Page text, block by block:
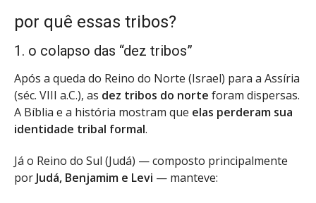
por quê essas tribos?
1. o colapso das “dez tribos”
Após a queda do Reino do Norte (Israel) para a Assíria
(séc. VIII a.C.), as dez tribos do norte foram dispersas.
A Bíblia e a história mostram que elas perderam sua
identidade tribal formal.
Já o Reino do Sul (Judá) — composto principalmente
por Judá, Benjamim e Levi — manteve: